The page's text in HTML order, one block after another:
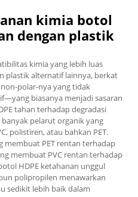
kimia botol
dengan plastik
kimia yang lebih luas
plastik alternatif lainnya, berkat
polar-nya yang tidak
biasanya menjadi sasaran
tahan terhadap degradasi
pelarut organik yang
polistiren, atau bahkan PET.
PET rentan terhadap
membuat PVC rentan terhadap
HDPE ketahanan unggul
polipropilen menawarkan
sedikit lebih baik dalam